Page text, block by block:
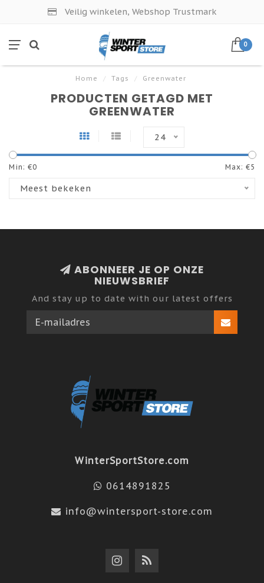
Veilig winkelen, Webshop Trustmark
0
Home / Tags / Greenwater
PRODUCTEN GETAGD MET
GREENWATER
24
Min: €0 Max: €5
Meest bekeken
ABONNEER JE OP ONZE
NIEUWSBRIEF
And stay up to date with our latest offers
WinterSportStore.com
0614891825
info@wintersport-store.com